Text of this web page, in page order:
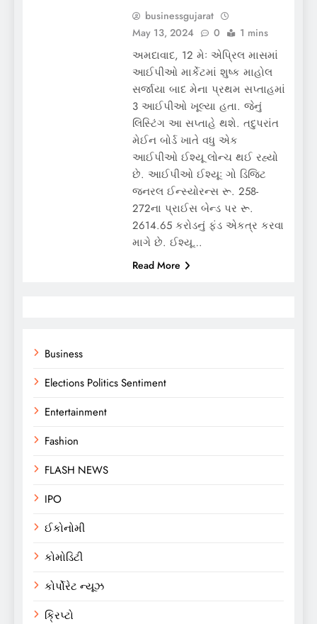
Business
Elections Politics Sentiment
Entertainment
Fashion
FLASH NEWS
IPO
ઈકોનોમી
કોમોડિટી
કોર્પોરેટ ન્યૂઝ
ક્રિપ્ટો
businessgujarat
May 13, 2024
0 1 mins
અમદાવાદ, 12 મેઃ એપ્રિલ માસમાં
આઈપીઓ માર્કેટમાં શુષ્ક માહોલ
સર્જાયા બાદ મેના પ્રથમ સપ્તાહમાં
3 આઈપીઓ ખૂલ્યા હતા. જેનું
લિસ્ટિંગ આ સપ્તાહે થશે. તદુપરાંત
મેઈન બોર્ડ ખાતે વધુ એક
આઈપીઓ ઈશ્યૂ લોન્ચ થઈ રહ્યો
છે. આઈપીઓ ઈશ્યૂઃ ગો ડિજિટ
જનરલ ઈન્સ્યોરન્સ રૂ. 258-
272ના પ્રાઈસ બેન્ડ પર રૂ.
2614.65 કરોડનું ફંડ એકત્ર કરવા
માગે છે. ઈશ્યૂ…
Read More